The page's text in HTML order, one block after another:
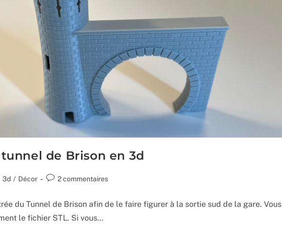
de Brison en 3d
3d / Décor
Commentaires
publication :
2 commentaires
du Tunnel de Brison afin de le faire figurer à la sortie sud de la gare. Vous
le fichier STL. Si vous…